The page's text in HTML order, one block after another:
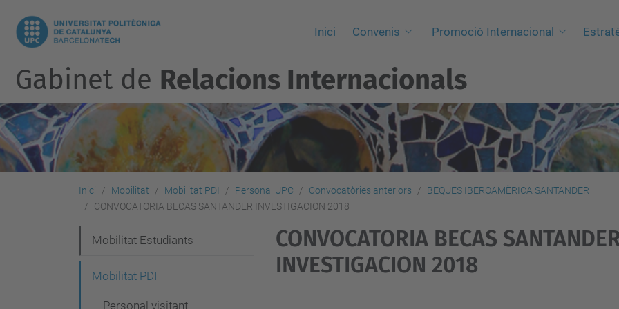
Inici Convenis Promoció Internacional
Gabinet de Relacions Internacionals
Inici Mobilitat Mobilitat PDI Personal UPC Convocatòries anteriors
BEQUES IBEROAMÈRICA SANTANDER
CONVOCATORIA BECAS SANTANDER INVESTIGACION 2018
CONVOCATORIA BECAS
INVESTIGACION 2018
a
Mobilitat Estudiants
Mobilitat PDI
Personal visitant